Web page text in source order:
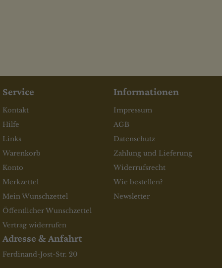
Service
Kontakt
Hilfe
Links
Warenkorb
Konto
Merkzettel
Mein Wunschzettel
Öffentlicher Wunschzettel
Vertrag widerrufen
Informationen
Impressum
AGB
Datenschutz
Zahlung und Lieferung
Widerrufsrecht
Wie bestellen?
Newsletter
Adresse & Anfahrt
Ferdinand-Jost-Str. 20